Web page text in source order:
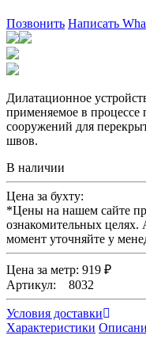
Позвонить Написать
Дилатационное
применяемое в процессе
сооружений для
швов.
В наличии
Цена за бухту:
*Цены на нашем сайте
ознакомительных
момент уточняйте у
Цена за метр: 919 ₽
Артикул: 8032
Условия доставки
Характеристики